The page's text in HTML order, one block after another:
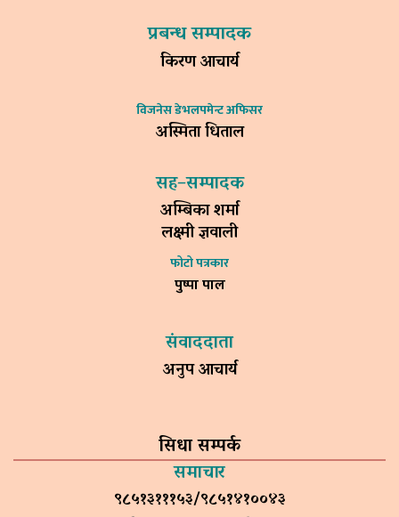
प्रबन्ध सम्पादक
किरण आचार्य
विजनेस डेभलपमेन्ट अफिसर
अस्मिता धिताल
सह–सम्पादक
अम्बिका शर्मा
लक्ष्मी ज्ञवाली
फोटो पत्रकार
पुष्पा पाल
संवाददाता
अनुप आचार्य
सिधा सम्पर्क
समाचार
९८५१३१११५३/९८५१४१००४३